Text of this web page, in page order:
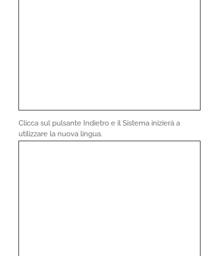
Clicca sul pulsante Indietro e il Sistema inizierà a
utilizzare la nuova lingua.